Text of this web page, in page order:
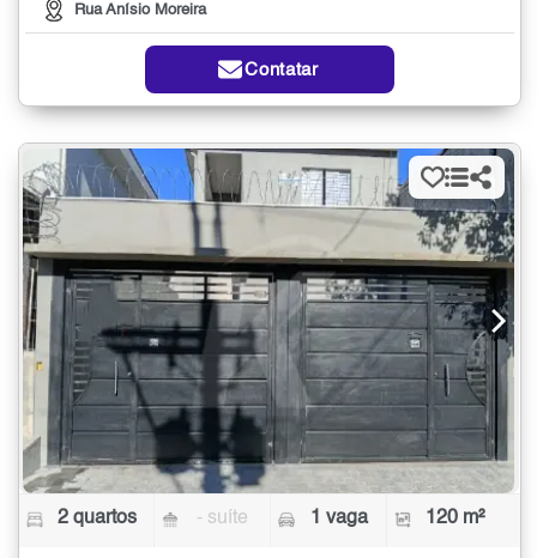
Rua Anísio Moreira
Contatar
2 quartos - suíte 1 vaga 120 m²